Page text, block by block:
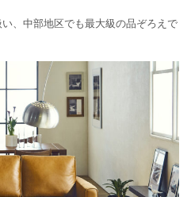
、中部地区でも最大級の品ぞろえで